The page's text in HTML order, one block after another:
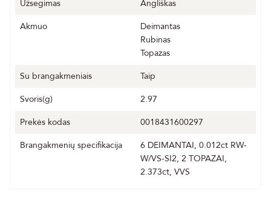
Užsegimas
Angliškas
Akmuo
Deimantas
Rubinas
Topazas
Su brangakmeniais
Taip
Svoris(g)
2.97
Prekės kodas
0018431600297
Brangakmenių specifikacija
6 DEIMANTAI, 0.012ct RW-
W/VS-SI2, 2 TOPAZAI,
2.373ct, VVS